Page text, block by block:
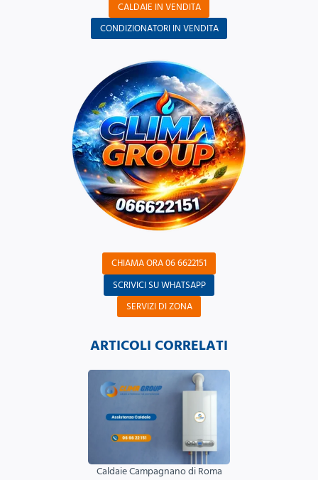
CALDAIE IN VENDITA
CONDIZIONATORI IN VENDITA
CHIAMA ORA 06 6622151
SCRIVICI SU WHATSAPP
SERVIZI DI ZONA
ARTICOLI CORRELATI
Caldaie Campagnano di Roma